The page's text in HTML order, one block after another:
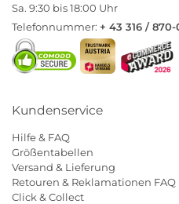
Sa. 9:30 bis 18:00 Uhr
Telefonnummer: + 43 316 / 870-
Kundenservice
Hilfe & FAQ
Größentabellen
Versand & Lieferung
Retouren & Reklamationen FAQ
Click & Collect